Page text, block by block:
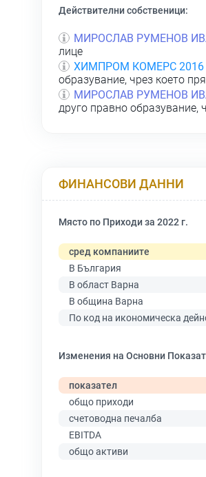
Действителни собственици:
МИРОСЛАВ РУМЕНОВ
лице
ХИМПРОМ КОМЕРС 2016
образувание, чрез което
МИРОСЛАВ РУМЕНОВ
друго правно образувание,
ФИНАНСОВИ ДАННИ
Място по Приходи за 2022 г.
сред компаниите
В България
В област Варна
В община Варна
По код на икономическа
Изменения на Основни
показател
общо приходи
счетоводна печалба
EBITDA
общо активи